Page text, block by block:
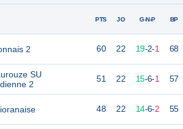
2
SU
2
PTS JO G-N-P BP
60 22 19-2-1 68
51 22 15-6-1 57
48 22 14-6-2 55